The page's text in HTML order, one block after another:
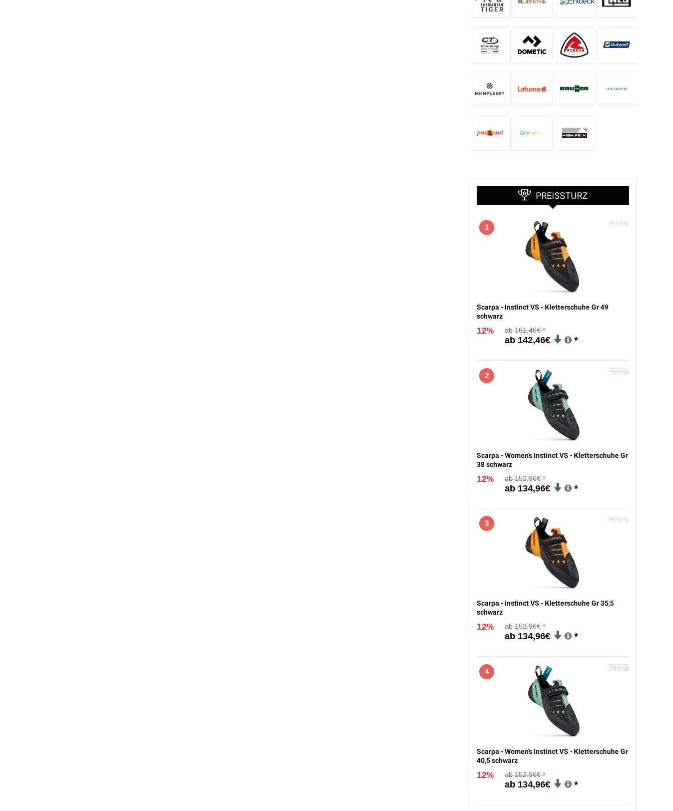
PREISSTURZ
1
Scarpa - Instinct VS - Kletterschuhe Gr 49
schwarz
12% 161,46€
142,46€
2
Scarpa - Women's Instinct VS - Kletterschuhe Gr
38 schwarz
12% 152,96€
134,96€
3
Scarpa - Instinct VS - Kletterschuhe Gr 35,5
schwarz
12% 152,96€
134,96€
4
Scarpa - Women's Instinct VS - Kletterschuhe Gr
40,5 schwarz
12% 152,96€
134,96€